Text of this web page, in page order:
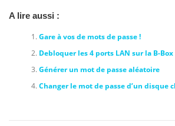
A lire aussi :
Gare à vos de mots de passe !
Debloquer les 4 ports LAN sur la B-Box
Générer un mot de passe aléatoire
Changer le mot de passe d’un disque